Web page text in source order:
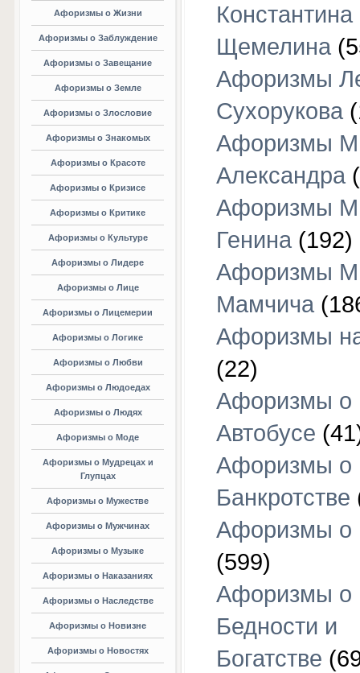
Афоризмы о Жизни
Афоризмы о Заблуждение
Афоризмы о Завещание
Афоризмы о Земле
Афоризмы о Злословие
Афоризмы о Знакомых
Афоризмы о Красоте
Афоризмы о Кризисе
Афоризмы о Критике
Афоризмы о Культуре
Афоризмы о Лидере
Афоризмы о Лице
Афоризмы о Лицемерии
Афоризмы о Логике
Афоризмы о Любви
Афоризмы о Людоедах
Афоризмы о Людях
Афоризмы о Моде
Афоризмы о Мудрецах и
Глупцах
Афоризмы о Мужестве
Афоризмы о Мужчинах
Афоризмы о Музыке
Афоризмы о Наказаниях
Афоризмы о Наследстве
Афоризмы о Новизне
Афоризмы о Новостях
Константина
Щемелина
Афоризмы
Сухорукова
Афоризмы
Александра
Афоризмы
Генина (192)
Афоризмы
Мамчича
Афоризмы
(22)
Афоризмы о
Автобусе
Афоризмы о
Банкротстве
Афоризмы о
(599)
Афоризмы о
Бедности и
Богатстве